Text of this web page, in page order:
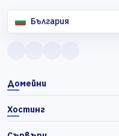
България
Домейни
Хостинг